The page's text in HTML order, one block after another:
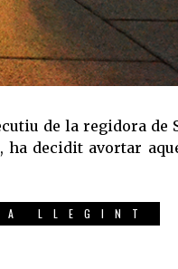
de la regidora de
, ha decidit avortar
LLEGINT